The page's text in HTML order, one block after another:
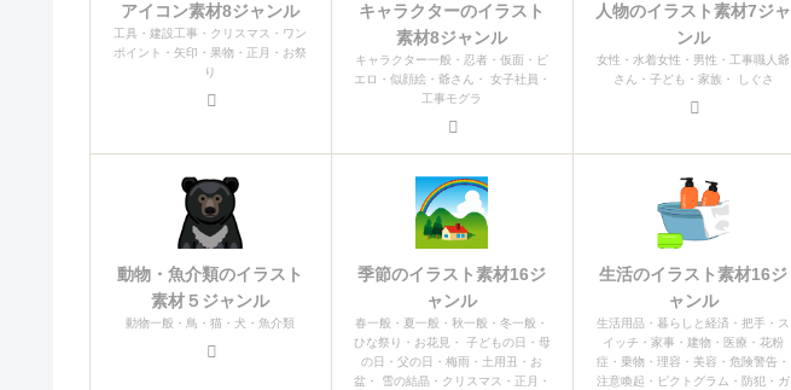
アイコン素材8ジャンル
工具・建設工事・クリスマス・ワン
ポイント・矢印・果物・正月・お祭
り
キャラクターのイラスト
素材8ジャンル
キャラクター一般・忍者・仮面・ピ
エロ・似顔絵・爺さん・ 女子社員・
工事モグラ
人物のイラスト素材7ジャ
ンル
女性・水着女性・男性・工事職人爺
さん・子ども・家族・ しぐさ
動物・魚介類のイラスト
素材５ジャンル
動物一般・鳥・猫・犬・魚介類
季節のイラスト素材16ジ
ャンル
春一般・夏一般・秋一般・冬一般・
ひな祭り・お花見・ 子どもの日・母
の日・父の日・梅雨・土用丑・お
盆・ 雪の結晶・クリスマス・正月・
生活のイラスト素材16ジ
ャンル
生活用品・暮らしと経済・把手・ス
イッチ・家事・建物・医療・花粉
症・乗物・理容・美容・危険警告・
注意喚起・ピクトグラム・防犯・ガ